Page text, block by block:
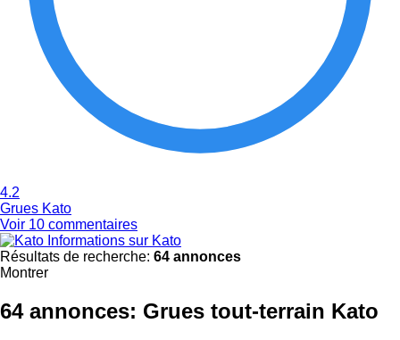
4.2
Grues Kato
Voir 10 commentaires
Informations sur Kato
Résultats de recherche: 64 annonces
Montrer
64 annonces: Grues tout-terrain Kato